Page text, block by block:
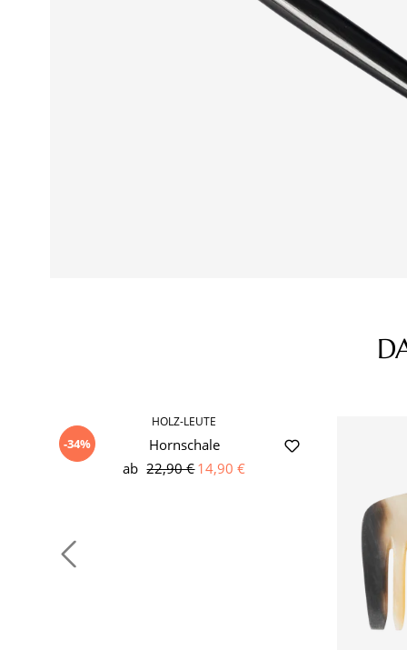
-34%
HOLZ-LEUTE
Hornschale
ab 22,90 €14,90 €